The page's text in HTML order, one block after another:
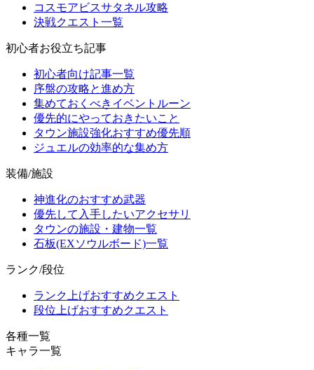
コスモアビスサタネル攻略
決戦クエスト一覧
初心者お役立ち記事
初心者向け記事一覧
序盤の攻略と進め方
集めておくべきイベントルーン
優先的にやっておきたいこと
タウン施設強化おすすめ優先順
ジュエルの効率的な集め方
装備/施設
神進化のおすすめ武器
優先して入手したいアクセサリ
タウンの施設・建物一覧
石板(EXソウルボード)一覧
ランク/段位
ランク上げおすすめクエスト
段位上げおすすめクエスト
各種一覧
キャラ一覧